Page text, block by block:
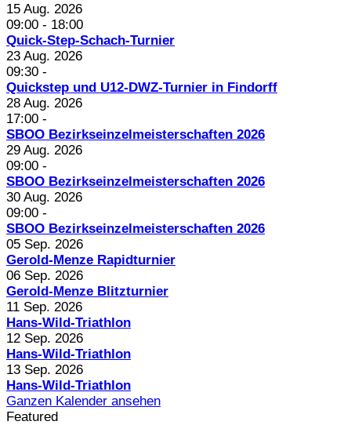
15 Aug. 2026
09:00 - 18:00
Quick-Step-Schach-Turnier
23 Aug. 2026
09:30 -
Quickstep und U12-DWZ-Turnier in Findorff
28 Aug. 2026
17:00 -
SBOO Bezirkseinzelmeisterschaften 2026
29 Aug. 2026
09:00 -
SBOO Bezirkseinzelmeisterschaften 2026
30 Aug. 2026
09:00 -
SBOO Bezirkseinzelmeisterschaften 2026
05 Sep. 2026
Gerold-Menze Rapidturnier
06 Sep. 2026
Gerold-Menze Blitzturnier
11 Sep. 2026
Hans-Wild-Triathlon
12 Sep. 2026
Hans-Wild-Triathlon
13 Sep. 2026
Hans-Wild-Triathlon
Ganzen Kalender ansehen
Featured